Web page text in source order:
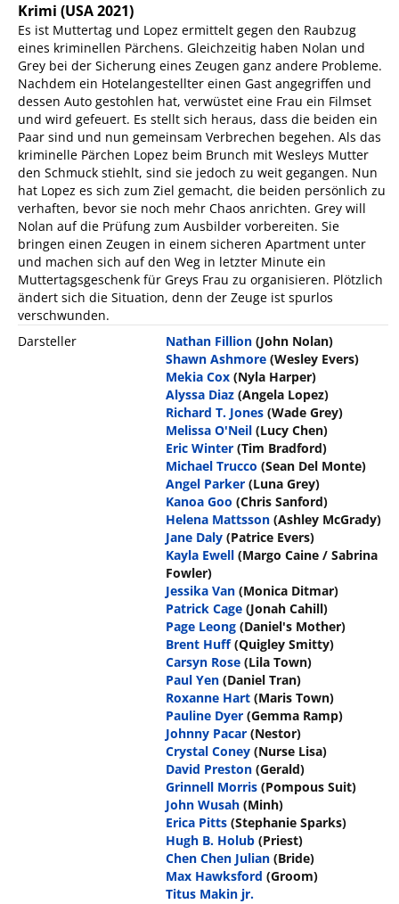
Krimi (USA 2021)
Es ist Muttertag und Lopez ermittelt gegen den Raubzug
eines kriminellen Pärchens. Gleichzeitig haben Nolan und
Grey bei der Sicherung eines Zeugen ganz andere Probleme.
Nachdem ein Hotelangestellter einen Gast angegriffen und
dessen Auto gestohlen hat, verwüstet eine Frau ein Filmset
und wird gefeuert. Es stellt sich heraus, dass die beiden ein
Paar sind und nun gemeinsam Verbrechen begehen. Als das
kriminelle Pärchen Lopez beim Brunch mit Wesleys Mutter
den Schmuck stiehlt, sind sie jedoch zu weit gegangen. Nun
hat Lopez es sich zum Ziel gemacht, die beiden persönlich zu
verhaften, bevor sie noch mehr Chaos anrichten. Grey will
Nolan auf die Prüfung zum Ausbilder vorbereiten. Sie
bringen einen Zeugen in einem sicheren Apartment unter
und machen sich auf den Weg in letzter Minute ein
Muttertagsgeschenk für Greys Frau zu organisieren. Plötzlich
ändert sich die Situation, denn der Zeuge ist spurlos
verschwunden.
Darsteller
Nathan Fillion (John Nolan)
Shawn Ashmore (Wesley Evers)
Mekia Cox (Nyla Harper)
Alyssa Diaz (Angela Lopez)
Richard T. Jones (Wade Grey)
Melissa O'Neil (Lucy Chen)
Eric Winter (Tim Bradford)
Michael Trucco (Sean Del Monte)
Angel Parker (Luna Grey)
Kanoa Goo (Chris Sanford)
Helena Mattsson (Ashley McGrady)
Jane Daly (Patrice Evers)
Kayla Ewell (Margo Caine / Sabrina
Fowler)
Jessika Van (Monica Ditmar)
Patrick Cage (Jonah Cahill)
Page Leong (Daniel's Mother)
Brent Huff (Quigley Smitty)
Carsyn Rose (Lila Town)
Paul Yen (Daniel Tran)
Roxanne Hart (Maris Town)
Pauline Dyer (Gemma Ramp)
Johnny Pacar (Nestor)
Crystal Coney (Nurse Lisa)
David Preston (Gerald)
Grinnell Morris (Pompous Suit)
John Wusah (Minh)
Erica Pitts (Stephanie Sparks)
Hugh B. Holub (Priest)
Chen Chen Julian (Bride)
Max Hawksford (Groom)
Titus Makin jr.